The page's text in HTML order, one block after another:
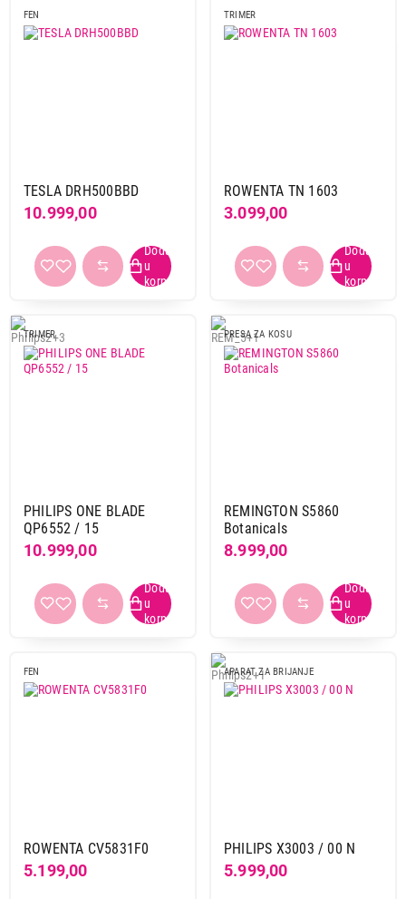
FEN
TESLA DRH500BBD
10.999,00
TRIMER
ROWENTA TN 1603
3.099,00
TRIMER
PHILIPS ONE BLADE
QP6552 / 15
10.999,00
PRESA ZA KOSU
REMINGTON S5860
Botanicals
8.999,00
FEN
ROWENTA CV5831F0
5.199,00
APARAT ZA BRIJANJE
PHILIPS X3003 / 00 N
5.999,00